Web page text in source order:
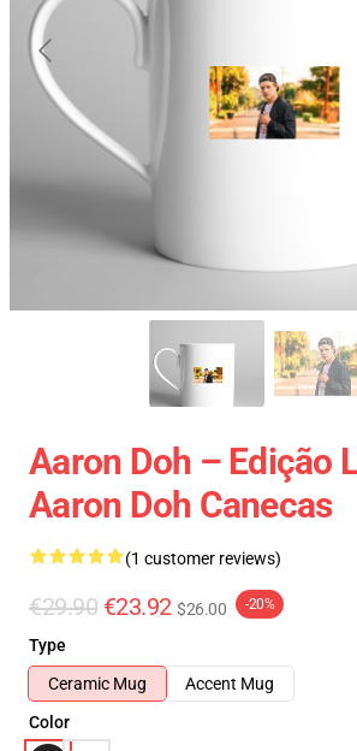
Aaron Doh – Edição
Aaron Doh Canecas
(1 customer reviews)
€29.90 €23.92 $26.00 -20%
Type
Ceramic Mug
Accent Mug
Color